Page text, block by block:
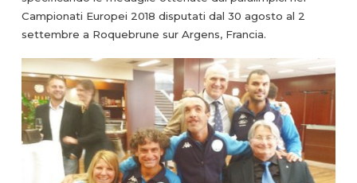
Campionati Europei 2018 disputati dal 30 agosto al 2
settembre a Roquebrune sur Argens, Francia.